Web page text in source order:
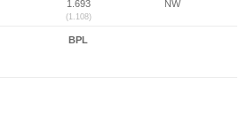
1.693
(1.108)
NW
BPL